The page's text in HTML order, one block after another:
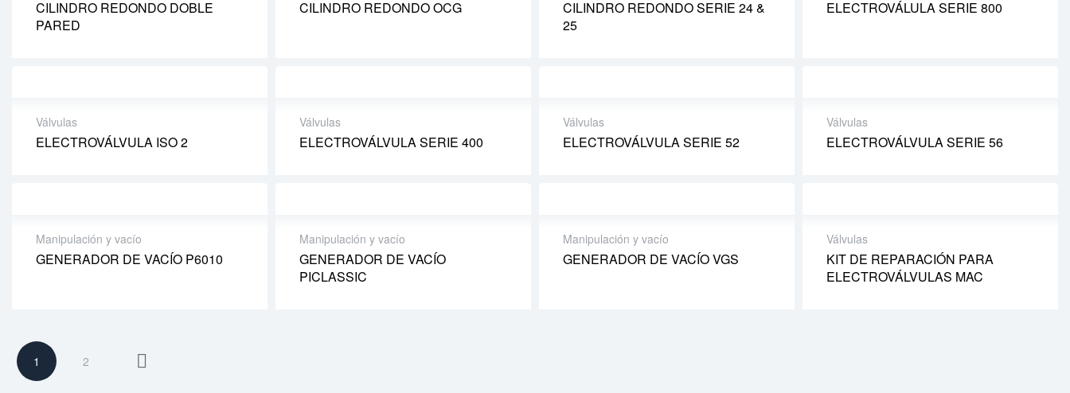
CILINDRO REDONDO DOBLE
PARED
CILINDRO REDONDO OCG
CILINDRO REDONDO SERIE 24 &
25
ELECTROVÁLULA SERIE 800
Válvulas
ELECTROVÁLVULA ISO 2
Válvulas
ELECTROVÁLVULA SERIE 400
Válvulas
ELECTROVÁLVULA SERIE 52
Válvulas
ELECTROVÁLVULA SERIE 56
Manipulación y vacío
GENERADOR DE VACÍO P6010
Manipulación y vacío
GENERADOR DE VACÍO
PICLASSIC
Manipulación y vacío
GENERADOR DE VACÍO VGS
Válvulas
KIT DE REPARACIÓN PARA
ELECTROVÁLVULAS MAC
1 2